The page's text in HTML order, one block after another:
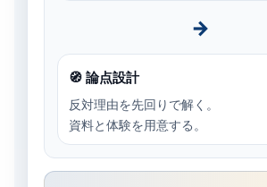
→
🧭 論点設計
反対理由を先回りで解く。
資料と体験を用意する。